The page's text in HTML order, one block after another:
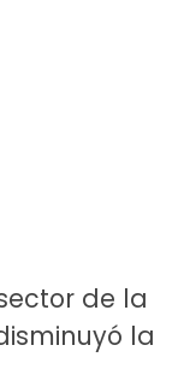
de la
la